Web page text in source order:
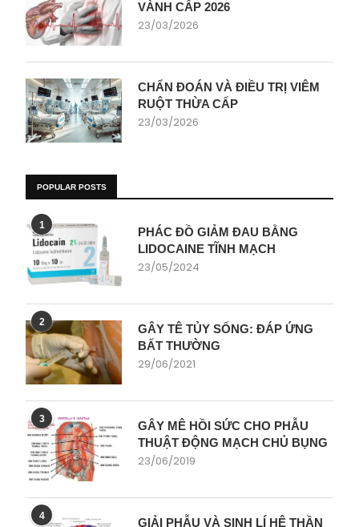
VÀNH CẤP 2026
23/03/2026
CHẨN ĐOÁN VÀ ĐIỀU TRỊ VIÊM
RUỘT THỪA CẤP
23/03/2026
POPULAR POSTS
1
PHÁC ĐỒ GIẢM ĐAU BẰNG
LIDOCAINE TĨNH MẠCH
23/05/2024
2
GÂY TÊ TỦY SỐNG: ĐÁP ỨNG
BẤT THƯỜNG
29/06/2021
3
GÂY MÊ HỒI SỨC CHO PHẪU
THUẬT ĐỘNG MẠCH CHỦ BỤNG
23/06/2019
4
GIẢI PHẪU VÀ SINH LÍ HỆ THẦN